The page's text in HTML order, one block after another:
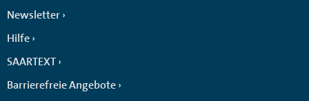
Newsletter
Hilfe
SAARTEXT
Barrierefreie Angebote